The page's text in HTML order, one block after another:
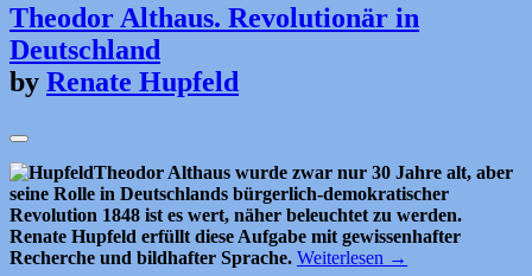
Theodor Althaus. Revolutionär in
Deutschland
by Renate Hupfeld
Theodor Althaus wurde zwar nur 30 Jahre alt, aber
seine Rolle in Deutschlands bürgerlich-demokratischer
Revolution 1848 ist es wert, näher beleuchtet zu werden.
Renate Hupfeld erfüllt diese Aufgabe mit gewissenhafter
Recherche und bildhafter Sprache. Weiterlesen →